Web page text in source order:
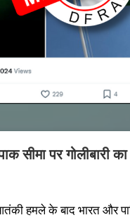
सीमा पर गोलीबारी
हमले के बाद भारत और